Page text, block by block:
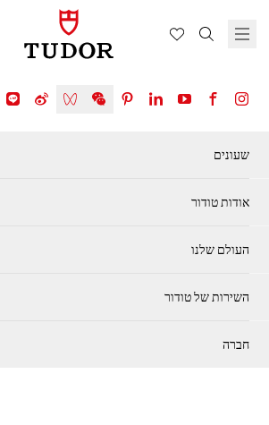
שעונים
אודות טודור
העולם שלנו
השירות של טודור
חברה